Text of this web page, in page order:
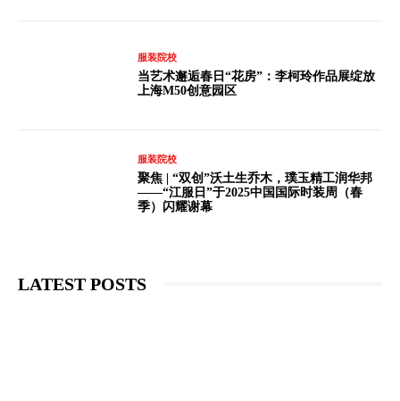
服装院校
当艺术邂逅春日“花房”：李柯玲作品展绽放
上海M50创意园区
服装院校
聚焦 | “双创”沃土生乔木，璞玉精工润华邦
——“江服日”于2025中国国际时装周（春
季）闪耀谢幕
LATEST POSTS